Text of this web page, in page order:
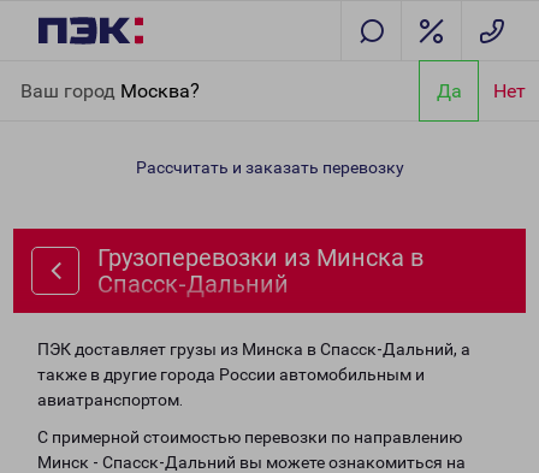
Ваш город Москва? Да Нет
Дальний
Рассчитать и заказать перевозку
Грузоперевозки из Минска в
Спасск-Дальний
ПЭК доставляет грузы из Минска в Спасск-Дальний, а
также в другие города России автомобильным и
авиатранспортом.
С примерной стоимостью перевозки по направлению
Минск - Спасск-Дальний вы можете ознакомиться на